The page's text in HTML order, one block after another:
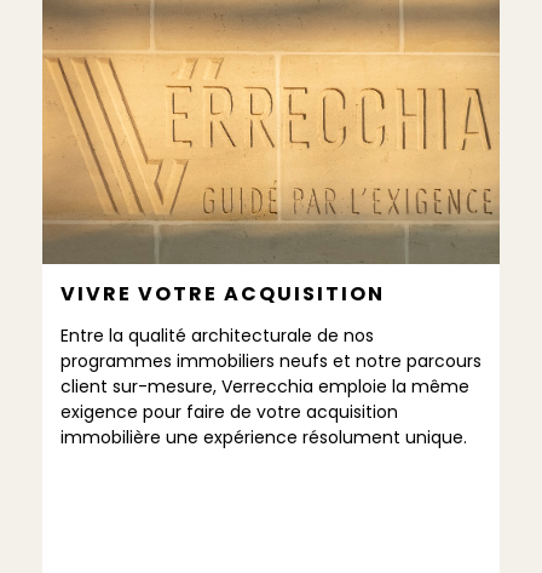
VIVRE VOTRE ACQUISITION
Entre la qualité architecturale de nos
programmes immobiliers neufs et notre parcours
client sur-mesure, Verrecchia emploie la même
exigence pour faire de votre acquisition
immobilière une expérience résolument unique.